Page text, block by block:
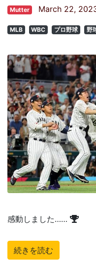
Mutter March 22,
MLB WBC プロ野球 野
感動しました……
続きを読む